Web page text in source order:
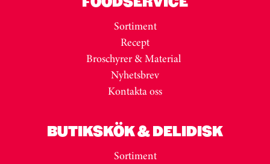
Sortiment
Recept
Broschyrer & Material
Nyhetsbrev
Kontakta oss
BUTIKSKÖK & DELIDISK
Sortiment